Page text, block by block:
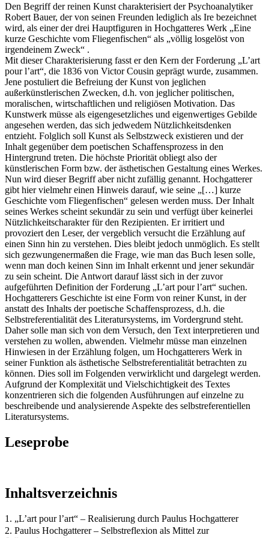
Den Begriff der reinen Kunst charakterisiert der Psychoanalytiker
Robert Bauer, der von seinen Freunden lediglich als Ire bezeichnet
wird, als einer der drei Hauptfiguren in Hochgatteres Werk „Eine
kurze Geschichte vom Fliegenfischen“ als „völlig losgelöst von
irgendeinem Zweck“ .
Mit dieser Charakterisierung fasst er den Kern der Forderung „L’art
pour l’art“, die 1836 von Victor Cousin geprägt wurde, zusammen.
Jene postuliert die Befreiung der Kunst von jeglichen
außerkünstlerischen Zwecken, d.h. von jeglicher politischen,
moralischen, wirtschaftlichen und religiösen Motivation. Das
Kunstwerk müsse als eigengesetzliches und eigenwertiges Gebilde
angesehen werden, das sich jedwedem Nützlichkeitsdenken
entzieht. Folglich soll Kunst als Selbstzweck existieren und der
Inhalt gegenüber dem poetischen Schaffensprozess in den
Hintergrund treten. Die höchste Priorität obliegt also der
künstlerischen Form bzw. der ästhetischen Gestaltung eines Werkes.
Nun wird dieser Begriff aber nicht zufällig genannt. Hochgatterer
gibt hier vielmehr einen Hinweis darauf, wie seine „[…] kurze
Geschichte vom Fliegenfischen“ gelesen werden muss. Der Inhalt
seines Werkes scheint sekundär zu sein und verfügt über keinerlei
Nützlichkeitscharakter für den Rezipienten. Er irritiert und
provoziert den Leser, der vergeblich versucht die Erzählung auf
einen Sinn hin zu verstehen. Dies bleibt jedoch unmöglich. Es stellt
sich gezwungenermaßen die Frage, wie man das Buch lesen solle,
wenn man doch keinen Sinn im Inhalt erkennt und jener sekundär
zu sein scheint. Die Antwort darauf lässt sich in der zuvor
aufgeführten Definition der Forderung „L’art pour l’art“ suchen.
Hochgatterers Geschichte ist eine Form von reiner Kunst, in der
anstatt des Inhalts der poetische Schaffensprozess, d.h. die
Selbstreferentialität des Literatursystems, im Vordergrund steht.
Daher solle man sich von dem Versuch, den Text interpretieren und
verstehen zu wollen, abwenden. Vielmehr müsse man einzelnen
Hinwiesen in der Erzählung folgen, um Hochgatterers Werk in
seiner Funktion als ästhetische Selbstreferentialität betrachten zu
können. Dies soll im Folgenden verwirklicht und dargelegt werden.
Aufgrund der Komplexität und Vielschichtigkeit des Textes
konzentrieren sich die folgenden Ausführungen auf einzelne zu
beschreibende und analysierende Aspekte des selbstreferentiellen
Literatursystems.
Leseprobe
Inhaltsverzeichnis
1. „L’art pour l’art“ – Realisierung durch Paulus Hochgatterer
2. Paulus Hochgatterer – Selbstreflexion als Mittel zur